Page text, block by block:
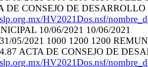
DE CONSEJO DE
HV2021Dos.nsf/
10/06/2021 10/06/2021
05/2021 1000 1200 1200
ACTA DE CONSEJO DE
HV2021Dos.nsf/